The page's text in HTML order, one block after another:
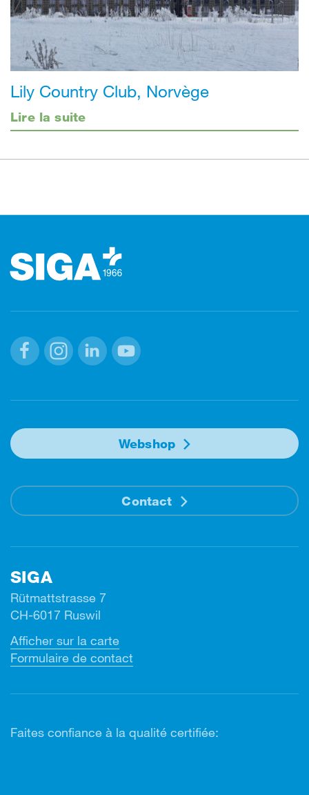
Lily Country Club, Norvège
Lire la suite
Webshop
Contact
SIGA
Rütmattstrasse 7
CH-6017 Ruswil
Afficher sur la carte
Formulaire de contact
Faites confiance à la qualité certifiée: